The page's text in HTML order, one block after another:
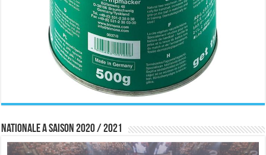
Nationale A saison 2020 / 2021